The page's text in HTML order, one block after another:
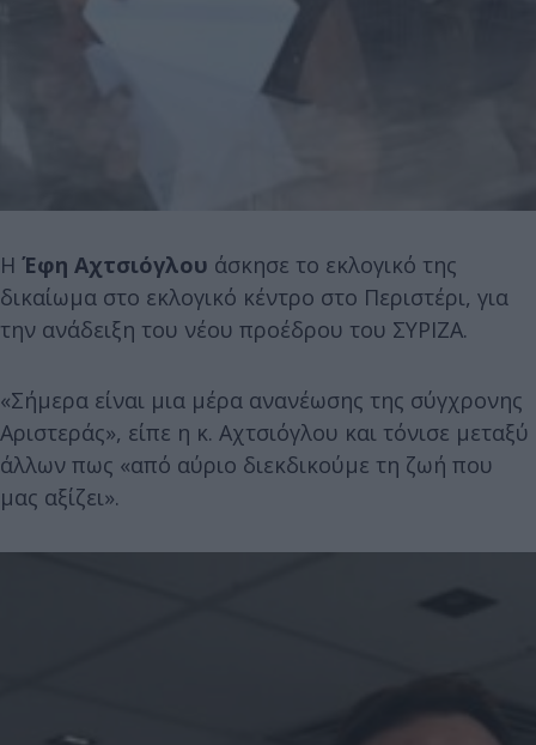
Η Έφη Αχτσιόγλου άσκησε το εκλογικό της
δικαίωμα στο εκλογικό κέντρο στο Περιστέρι, για
την ανάδειξη του νέου προέδρου του ΣΥΡΙΖΑ.
«Σήμερα είναι μια μέρα ανανέωσης της σύγχρονης
Αριστεράς», είπε η κ. Αχτσιόγλου και τόνισε μεταξύ
άλλων πως «από αύριο διεκδικούμε τη ζωή που
μας αξίζει».